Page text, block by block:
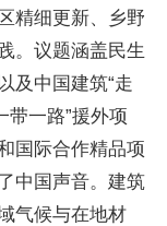
精细更新、乡野
。议题涵盖民生
及中国建筑“走
带一路”援外项
国际合作精品项
中国声音。建筑
气候与在地材